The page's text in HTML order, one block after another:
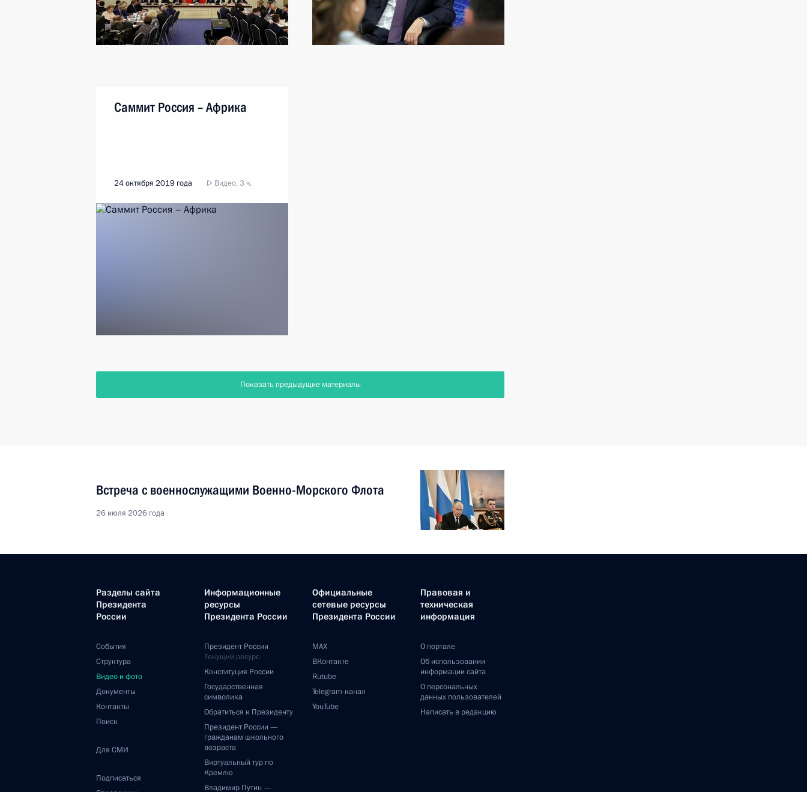
Саммит Россия – Африка
24 октября 2019 года Видео, 3 ч.
Показать предыдущие материалы
Встреча с военнослужащими Военно-Морского Флота
26 июля 2026 года
Разделы сайта
Президента
России
События
Структура
Видео и фото
Документы
Контакты
Поиск
Для СМИ
Подписаться
Информационные
ресурсы
Президента России
Президент России
Текущий ресурс
Конституция России
Государственная
символика
Обратиться к Президенту
Президент России —
гражданам школьного
возраста
Виртуальный тур по
Кремлю
Владимир Путин —
Официальные
сетевые ресурсы
Президента России
MAX
ВКонтакте
Rutube
Telegram-канал
YouTube
Правовая и
техническая
информация
О портале
Об использовании
информации сайта
О персональных
данных пользователей
Написать в редакцию